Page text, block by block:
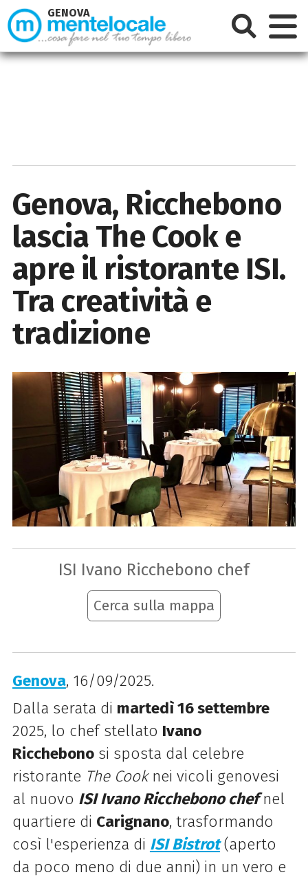
Genova, Ricchebono
lascia The Cook e
apre il ristorante ISI.
Tra creatività e
tradizione
ISI Ivano Ricchebono chef
Cerca sulla mappa
Genova, 16/09/2025.
Dalla serata di martedì 16 settembre
2025, lo chef stellato Ivano
Ricchebonosi sposta dal celebre
ristorante The Cooknei vicoli genovesi
al nuovo ISI Ivano Ricchebono chefnel
quartiere di Carignano, trasformando
così l'esperienza di ISI Bistrot(aperto
da poco meno di due anni) in un vero e
GENOVA